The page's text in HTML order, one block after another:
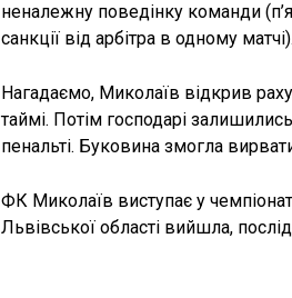
неналежну поведінку команди
санкції від арбітра в одному матчі).
Нагадаємо, Миколаїв відкрив
таймі. Потім господарі
пенальті. Буковина змогла
ФК Миколаїв виступає у
Львівської області вийшла,